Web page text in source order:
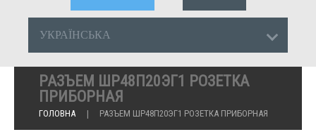
УКРАЇНСЬКА
РАЗЪЕМ ШР48П20ЭГ1 РОЗЕТКА
ПРИБОРНАЯ
ГОЛОВНА РАЗЪЕМ ШР48П20ЭГ1 РОЗЕТКА ПРИБОРНАЯ